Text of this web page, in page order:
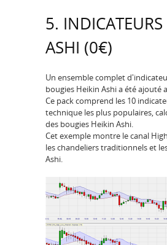
5.
ASHI (0€)
Un ensemble complet
bougies Heikin Ashi a été ajouté
Ce pack comprend les 10
technique les plus populaires,
des bougies Heikin Ashi.
Cet exemple montre le canal
les chandeliers traditionnels et
Ashi.